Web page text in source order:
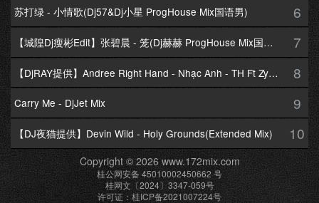
苏打绿 - 小情歌(Dj57&Dj小星 ProgHouse Mix国语男) 6
【城隍Dj瘦彬Edit】张碧晨 - 笼(Dj赫赫 ProgHouse Mix国语女) 7
【DjRAY提供】Andree Right Hand - Nhạc Anh - TH Ft Zym Mix 8
Carry Me - DjJet Mix 9
【DJ夜猫提供】Devin Wild - Holy Grounds(Extended Mix) 10
Copyright © 2026 www.172mix.com
桂公网安备 45010002450662 号
桂网文〔2024〕3347-059号
许可证：桂ICP备2021007224号